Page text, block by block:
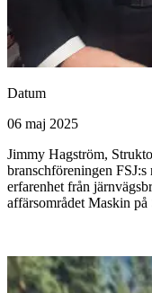
Datum
06 maj 2025
Jimmy Hagström,
branschföreningen
erfarenhet från
affärsområdet Maskin på